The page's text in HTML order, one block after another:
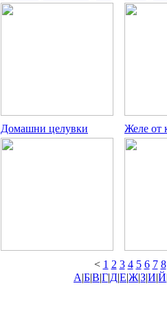
Домашни целувки Желе от
< 1 2 3 4 5 6 7 8
А|Б|В|Г|Д|Е|Ж|З|И|Й